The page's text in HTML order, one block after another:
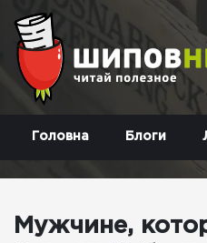
Головна Блоги
Мужчине,